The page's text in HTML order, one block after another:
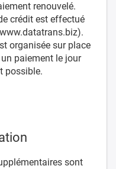
renouvelé.
crédit est effectué
organisée sur place
paiement le jour
possible.
sont